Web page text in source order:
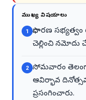
ముఖ్య విషయాలు
1
సాధారణ సభ్యత్వం
చెల్లించి నమోదు
2
సోమవారం
ఆవిర్భావ
ప్రసంగించారు.